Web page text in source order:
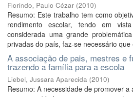
Florindo, Paulo Cézar (2010)
Resumo: Este trabalho tem como
rendimento escolar, tendo em
considerada uma grande
privadas do país, faz-se necessário que
A associação de pais, mestres e
trazendo a família para a escola
Liebel, Jussara Aparecida (2010)
Resumo: A necessidade de promover